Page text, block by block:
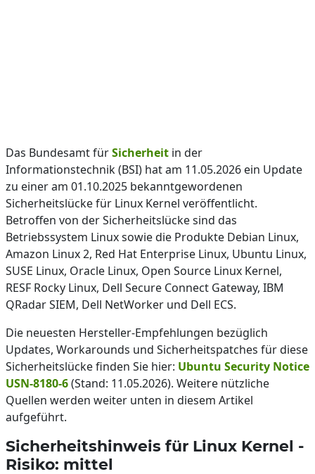
Das Bundesamt fürSicherheit in der
Informationstechnik (BSI) hat am 11.05.2026 ein Update
zu einer am 01.10.2025 bekanntgewordenen
Sicherheitslücke für Linux Kernel veröffentlicht.
Betroffen von der Sicherheitslücke sind das
Betriebssystem Linux sowie die Produkte Debian Linux,
Amazon Linux 2, Red Hat Enterprise Linux, Ubuntu Linux,
SUSE Linux, Oracle Linux, Open Source Linux Kernel,
RESF Rocky Linux, Dell Secure Connect Gateway, IBM
QRadar SIEM, Dell NetWorker und Dell ECS.
Die neuesten Hersteller-Empfehlungen bezüglich
Updates, Workarounds und Sicherheitspatches für diese
Sicherheitslücke finden Sie hier: Ubuntu Security Notice
USN-8180-6(Stand: 11.05.2026). Weitere nützliche
Quellen werden weiter unten in diesem Artikel
aufgeführt.
Sicherheitshinweis für Linux Kernel -
Risiko: mittel